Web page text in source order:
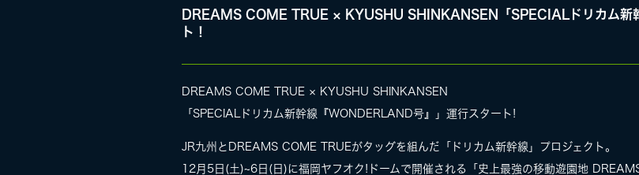
DREAMS COME TRUE × KYUSHU SHINKANSEN「SPECIALドリカム新
ト！
DREAMS COME TRUE × KYUSHU SHINKANSEN
「SPECIALドリカム新幹線『WONDERLAND号』」運行スタート!
JR九州とDREAMS COME TRUEがタッグを組んだ「ドリカム新幹線」プロジェクト。
12月5日(土)~6日(日)に福岡ヤフオク!ドームで開催される「史上最強の移動遊園地